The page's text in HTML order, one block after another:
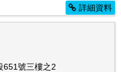
詳細資料
651號三樓之2